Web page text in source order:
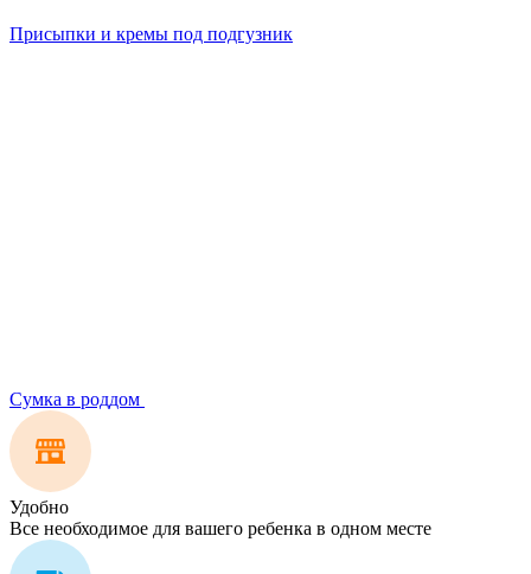
Присыпки и кремы под подгузник
Сумка в роддом
Удобно
Все необходимое для вашего ребенка в одном месте